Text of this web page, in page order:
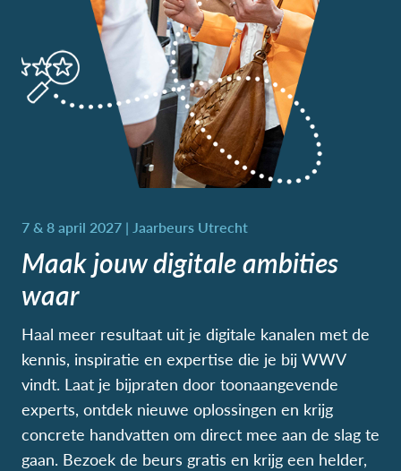
Maak jouw digitale ambities
waar
Haal meer resultaat uit je digitale kanalen met de
kennis, inspiratie en expertise die je bij WWV
vindt. Laat je bijpraten door toonaangevende
experts, ontdek nieuwe oplossingen en krijg
concrete handvatten om direct mee aan de slag te
gaan. Bezoek de beurs gratis en krijg een helder,